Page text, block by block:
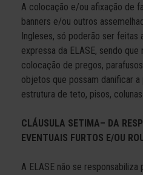
A colocação e/ou afixação de
banners e/ou outros
Ingleses, só poderão ser feitas
expressa da ELASE, sendo
colocação de pregos,
objetos que possam danificar a
estrutura de teto, pisos,
CLÁUSULA SETIMA– DA
EVENTUAIS FURTOS E/OU
A ELASE não se